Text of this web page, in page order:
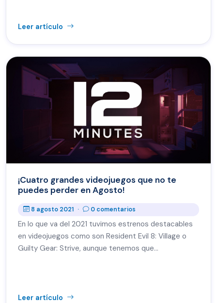
Leer artículo
¡Cuatro grandes videojuegos que no te
puedes perder en Agosto!
8 agosto 2021 · 0 comentarios
En lo que va del 2021 tuvimos estrenos destacables
en videojuegos como son Resident Evil 8: Village o
Guilty Gear: Strive, aunque tenemos que...
Leer artículo